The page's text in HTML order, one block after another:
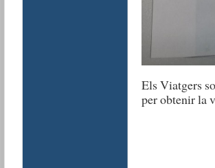
Els Viatgers
per obtenir la